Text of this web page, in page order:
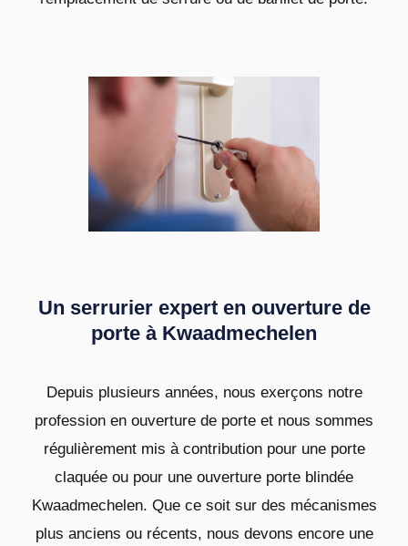
Un serrurier expert en ouverture de
porte à Kwaadmechelen
Depuis plusieurs années, nous exerçons notre
profession en ouverture de porte et nous sommes
régulièrement mis à contribution pour une porte
claquée ou pour une ouverture porte blindée
Kwaadmechelen. Que ce soit sur des mécanismes
plus anciens ou récents, nous devons encore une